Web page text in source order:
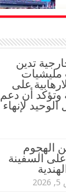
تدين
مليشيات
على
وتؤكد أن دعم
الوحيد لإنهاء
الهجوم
على السفينة